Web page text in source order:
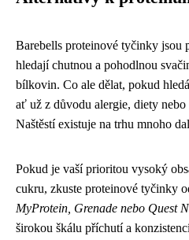
Barebells proteinové tyčinky jsou
hledají chutnou a pohodlnou
bílkovin. Co ale dělat, pokud
ať už z důvodu alergie, diety nebo
Naštěstí existuje na trhu mnoho
Pokud je vaší prioritou vysoký
cukru, zkuste proteinové tyčinky
MyProtein, Grenade nebo Quest
širokou škálu příchutí a